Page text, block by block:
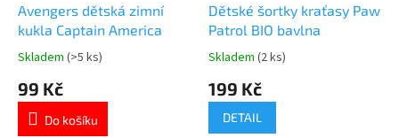
Avengers dětská zimní
kukla Captain America
Průměrné
produktu
5,0
Skladem (>5 ks)
99 Kč
Do košíku
Dětské šortky kraťasy Paw
Patrol BIO bavlna
Průměrné
produktu
Skladem (2 ks)
199 Kč
DETAIL